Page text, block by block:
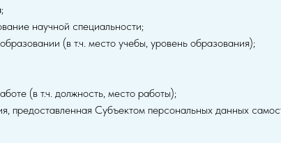
научной специальности;
(в т.ч. место учебы, уровень образования);
(в т.ч. должность, место работы);
предоставленная Субъектом персональных данных